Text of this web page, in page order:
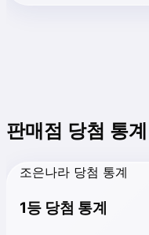
판매점 당첨 통계
조은나라 당첨 통계
1등 당첨 통계